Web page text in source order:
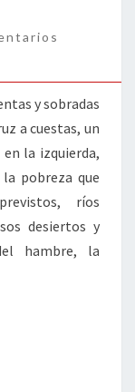
y sobradas
a cuestas, un
la izquierda,
pobreza que
ríos
desiertos y
hambre, la